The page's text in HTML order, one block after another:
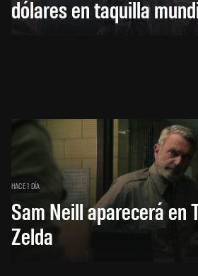
dólares en taquilla
HACE 1 DÍA
Sam Neill aparecerá en
Zelda